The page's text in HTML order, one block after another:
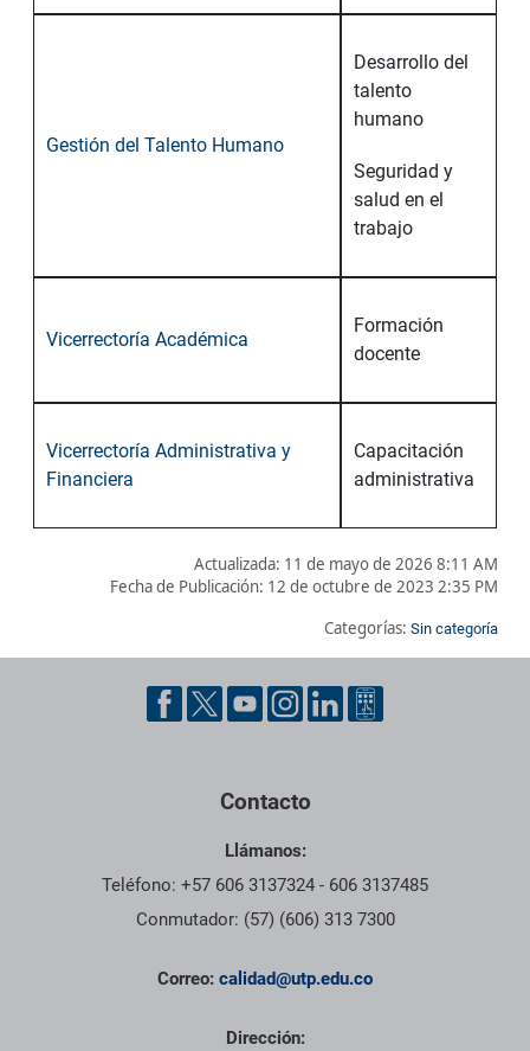
Gestión del Talento Humano
Desarrollo del
talento
humano
Seguridad y
salud en el
trabajo
Vicerrectoría Académica
Formación
docente
Vicerrectoría Administrativa y
Financiera
Capacitación
administrativa
Actualizada: 11 de mayo de 2026 8:11 AM
Fecha de Publicación: 12 de octubre de 2023 2:35 PM
Categorías: Sin categoría
Pie de página con información de contacto, redes sociales y
Contacto
Llámanos:
Teléfono: +57 606 3137324 - 606 3137485
Conmutador: (57) (606) 313 7300
Correo: calidad@utp.edu.co
Dirección: